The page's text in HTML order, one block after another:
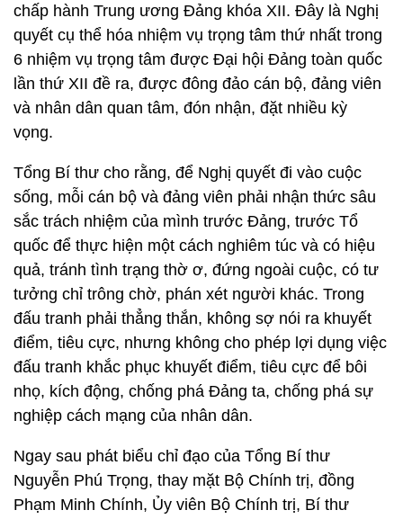
chấp hành Trung ương Đảng khóa XII. Đây là Nghị
quyết cụ thể hóa nhiệm vụ trọng tâm thứ nhất trong
6 nhiệm vụ trọng tâm được Đại hội Đảng toàn quốc
lần thứ XII đề ra, được đông đảo cán bộ, đảng viên
và nhân dân quan tâm, đón nhận, đặt nhiều kỳ
vọng.
Tổng Bí thư cho rằng, để Nghị quyết đi vào cuộc
sống, mỗi cán bộ và đảng viên phải nhận thức sâu
sắc trách nhiệm của mình trước Đảng, trước Tổ
quốc để thực hiện một cách nghiêm túc và có hiệu
quả, tránh tình trạng thờ ơ, đứng ngoài cuộc, có tư
tưởng chỉ trông chờ, phán xét người khác. Trong
đấu tranh phải thẳng thắn, không sợ nói ra khuyết
điểm, tiêu cực, nhưng không cho phép lợi dụng việc
đấu tranh khắc phục khuyết điểm, tiêu cực để bôi
nhọ, kích động, chống phá Đảng ta, chống phá sự
nghiệp cách mạng của nhân dân.
Ngay sau phát biểu chỉ đạo của Tổng Bí thư
Nguyễn Phú Trọng, thay mặt Bộ Chính trị, đồng
Phạm Minh Chính, Ủy viên Bộ Chính trị, Bí thư